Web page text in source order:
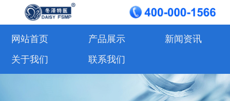
网站首页 产品展示
新闻资讯
关于我们
联系我们